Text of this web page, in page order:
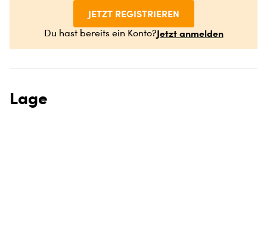
JETZT REGISTRIEREN
Du hast bereits ein Konto?Jetzt anmelden
Lage